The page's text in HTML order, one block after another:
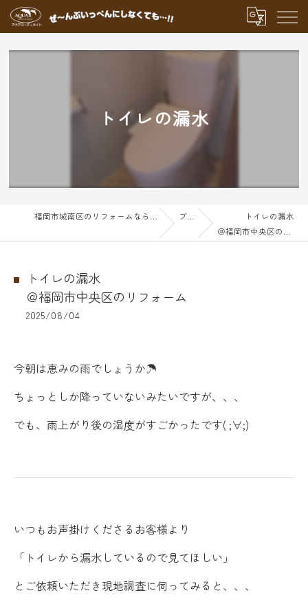
トイレの漏水
ブログ
トイレの漏水
＠福岡市中央区のリフォーム
トイレの漏水
＠福岡市中央区のリフォーム
2025/08/04
今朝は恵みの雨でしょうか☂
ちょっとしか降っていないみたいですが、、、
でも、雨上がり後の湿度がすごかったです( ;∀;)
いつもお声掛けくださるお客様より
「トイレから漏水しているので見てほしい」
とご依頼いただき現地調査に伺ってみると、、、